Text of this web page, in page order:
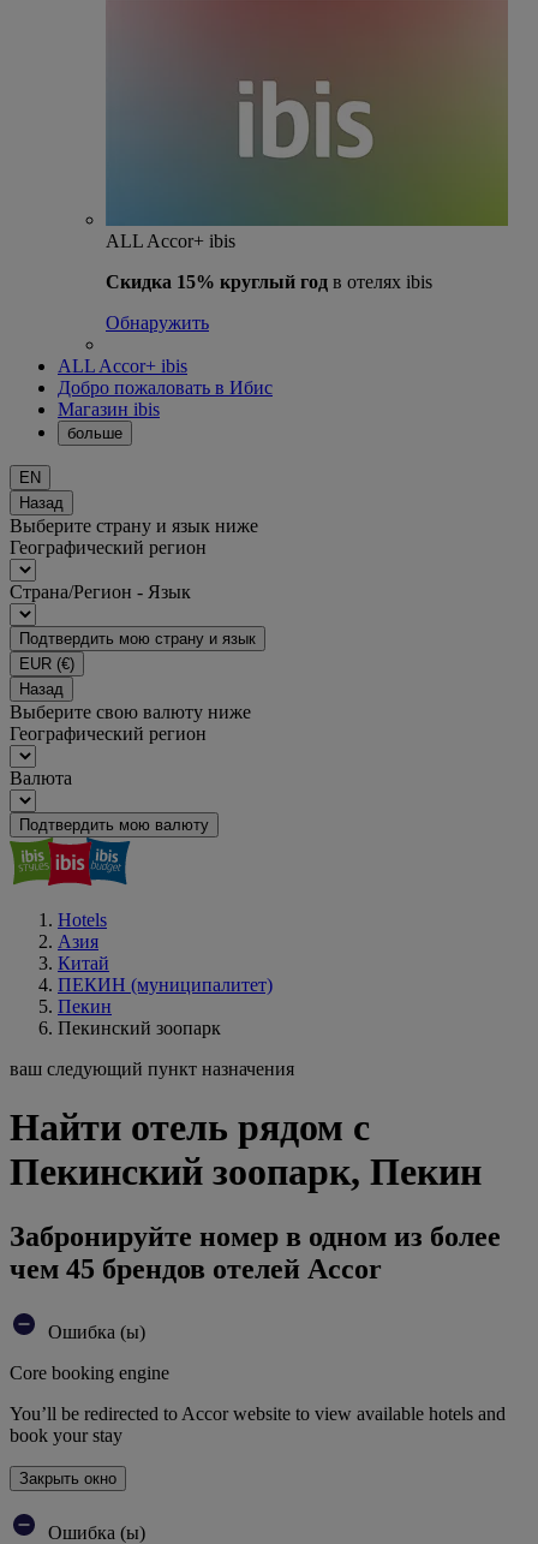
ALL Accor+ ibis
Скидка 15% круглый год в отелях ibis
Обнаружить
ALL Accor+ ibis
Добро пожаловать в Ибис
Магазин ibis
больше
EN
Назад
Выберите страну и язык ниже
Географический регион
Страна/Регион - Язык
Подтвердить мою страну и язык
EUR (€)
Назад
Выберите свою валюту ниже
Географический регион
Валюта
Подтвердить мою валюту
Hotels
Азия
Китай
ПЕКИН (муниципалитет)
Пекин
Пекинский зоопарк
ваш следующий пункт назначения
Найти отель рядом с
Пекинский зоопарк, Пекин
Забронируйте номер в одном из более
чем 45 брендов отелей Accor
Ошибка (ы)
Core booking engine
You’ll be redirected to Accor website to view available hotels and
book your stay
Закрыть окно
Ошибка (ы)